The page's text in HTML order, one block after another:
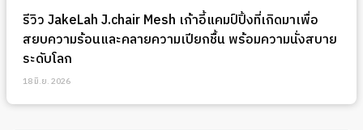
รีวิว JakeLah J.chair Mesh เก้าอี้แคมป์ปิ้งที่เกิดมาเพื่อ
สยบความร้อนและคลายความเปียกชื้น พร้อมความนั่งสบาย
ระดับโลก
18 มิ.ย. 2026